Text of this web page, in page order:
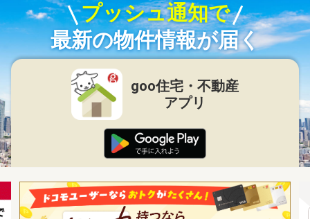
プッシュ通知で
最新の物件情報が届く
goo住宅・不動産
アプリ